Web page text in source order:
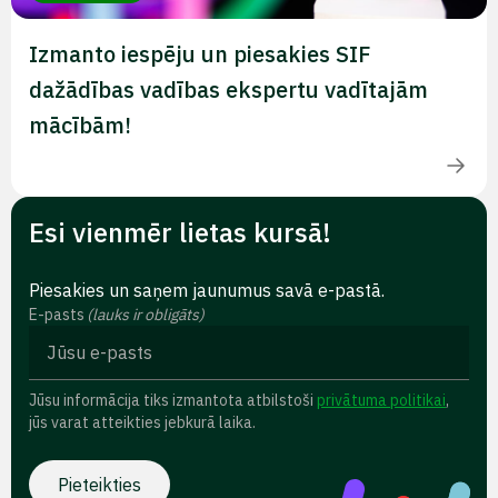
Izmanto iespēju un piesakies SIF
dažādības vadības ekspertu vadītajām
mācībām!
Esi vienmēr lietas kursā!
Piesakies un saņem jaunumus savā e-pastā.
E-pasts (lauks ir obligāts)
Jūsu informācija tiks izmantota atbilstoši privātuma politikai,
jūs varat atteikties jebkurā laika.